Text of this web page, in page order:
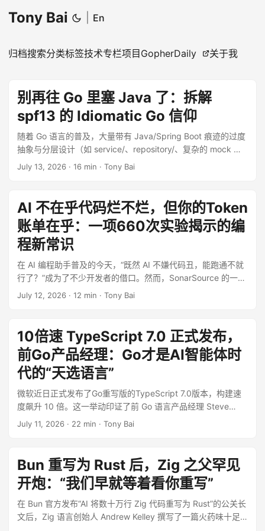
Tony Bai En
归档搜索分类标签技术专栏项目 GopherDaily 关于我
别再往 Go 里塞 Java 了：拆解
spf13 的 Idiomatic Go 信仰
随着 Go 语言的普及，大量带有 Java/Spring Boot 痕迹的过度
抽象与分层设计（如 service/、repository/、复杂的 mock 框
架等）被错误地包装为“Go 最佳实践”，甚至深刻污染了 AI 编程
目，旨在为 AI 和人类开发者提供一份硬核的“地道
Go（Idiomatic Go）”矫正教材。本文深度拆解了 spf13 的这套
架构信仰，围绕“清晰胜于巧妙（Clear is better than clever）”
的核心原则，详细梳理了包组织的扁平化策略、隐式接口的发
现机制、将错误视为值处理、基于 Channel 而非 Mutex 的并发
编排、极简的表驱动测试、泛型的克制使用，以及 Command-
First 的 CLI 架构设计。文章指出，真正的 Go 工程哲学在于摒
弃不必要的抽象层，充分利用强大的标准库，回归代码的可预
July 13, 2026 · 16 min · Tony Bai
AI 不在乎代码烂不烂，但你的Token
账单在乎：一项660次实验揭示的编
程新常识
在 AI 编程助手普及的今天，“既然 AI 不嫌代码丑，能跑通不就
行了？”成为了不少开发者的借口。然而，SonarSource 的一项
基于 660 次严格对照实验的研究（arXiv:2605.20049）打破
净的代码库中，Claude Code 的输入输出 Token 消耗显著降
低，文件重复访问率更是锐减 34%。凌乱的代码会让 AI 不断
“绕路”并反复核实，从而推高开发者的 API 账单。文章深入解读
了这项研究，指出“写干净代码”在 AI 时代依然重要，只不过其
价值从“方便人类阅读”延伸到了“降低机器计算成本与冗余消
耗”。
July 12, 2026 · 12 min · Tony Bai
10倍速 TypeScript 7.0 正式发布，
前Go产品经理：Go才是AI智能体时
代的“天选语言”
微软近日正式发布了Go重写版的TypeScript 7.0版本，构建速
度飙升 10 倍。这一举动印证了前 Go 语言产品经理 Steve
Francia (spf13) 的最新“反直觉”论断：在 AI 智能体（Agentic
人类将退化为“阅读者”与“审查员”。此时，Go 语言在诞生之初
押注的“为阅读优化”、“严格的依赖管理”、“极致的编译速度”与
“十年如一的向后兼容性”，完美契合了 AI 循环迭代对确定性、
低上下文消耗和安全闸门的需求。相比之下，Python 与 TS 的
动态性和隐式依赖反而会成倍放大 AI 的纠错成本。文章强调，
并非要用 Go 统一天下，但在构建 Agentic 时代的基础设施和
July 11, 2026 · 22 min · Tony Bai
Bun 重写为 Rust 后，Zig 之父罕见
开炮：“我们早就等着看你重写”
在 Bun 官方发布“AI 将数十万行 Zig 代码重写为 Rust”的公关长
文后，Zig 语言创始人 Andrew Kelley 撰写了一篇火药味十足